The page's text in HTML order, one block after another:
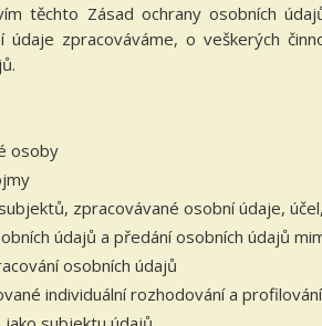
těchto Zásad ochrany osobních
údaje zpracováváme, o veškerých
osoby
zpracovávané osobní údaje,
údajů a předání osobních údajů
osobních údajů
individuální rozhodování a profilování